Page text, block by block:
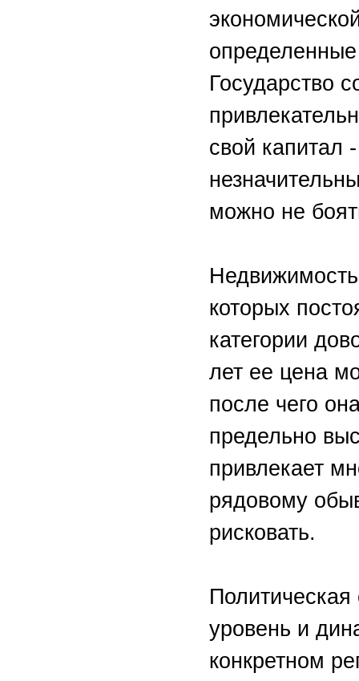
Государство
свой капитал
можно не
которых
категории
лет ее цена
после чего
предельно
привлекает
рядовому
рисковать.
уровень и
конкретном